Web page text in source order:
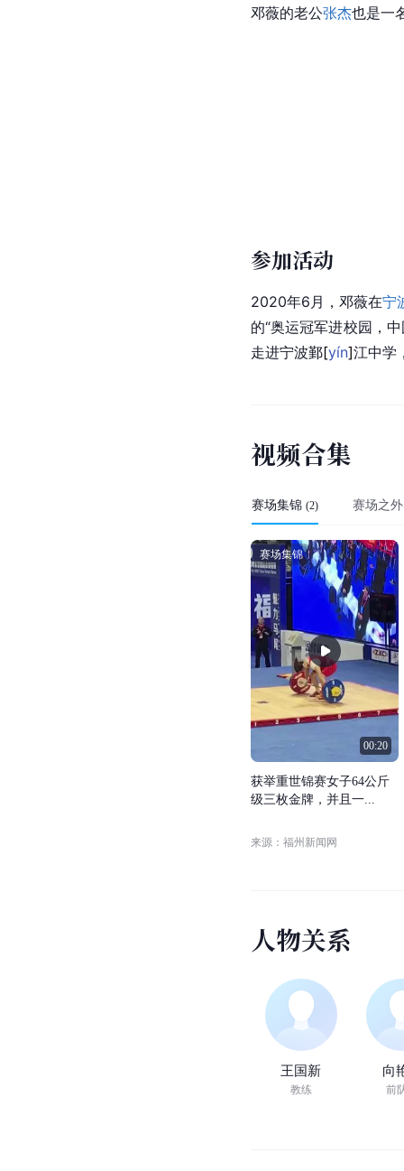
邓薇的老公张杰也是一
参加活动
2020年6月，邓薇在宁
的“奥运冠军进校园，
走进宁波鄞[yín]江中学
视频合集
赛场集锦 (2) 赛场之外
00:20
赛场集锦
获举重世锦赛女子64公斤
级三枚金牌 ， 并 且 一
来源：福州新闻网
人物关系
王国新
教练
向
前